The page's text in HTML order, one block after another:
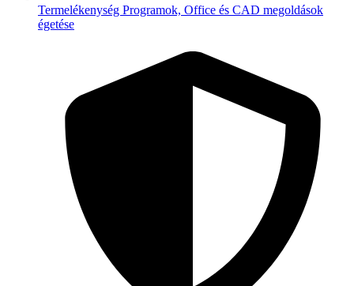
Termelékenység Programok, Office és CAD megoldások
égetése